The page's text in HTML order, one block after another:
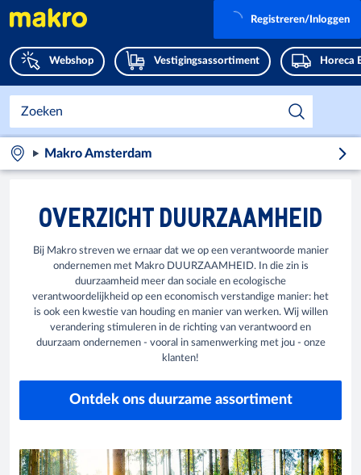
Webshop Vestigingsassortiment Horeca
Registreren/Inloggen
Makro Amsterdam
OVERZICHT DUURZAAMHEID
Bij Makro streven we ernaar dat we op een verantwoorde manier
ondernemen met Makro DUURZAAMHEID. In die zin is
duurzaamheid meer dan sociale en ecologische
verantwoordelijkheid op een economisch verstandige manier: het
is ook een kwestie van houding en manier van werken. Wij willen
verandering stimuleren in de richting van verantwoord en
duurzaam ondernemen - vooral in samenwerking met jou - onze
klanten!
Ontdek ons duurzame assortiment